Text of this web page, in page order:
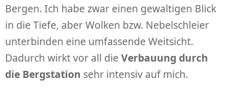
Bergen. Ich habe zwar einen gewaltigen Blick
in die Tiefe, aber Wolken bzw. Nebelschleier
unterbinden eine umfassende Weitsicht.
Dadurch wirkt vor all die Verbauung durch
die Bergstation sehr intensiv auf mich.